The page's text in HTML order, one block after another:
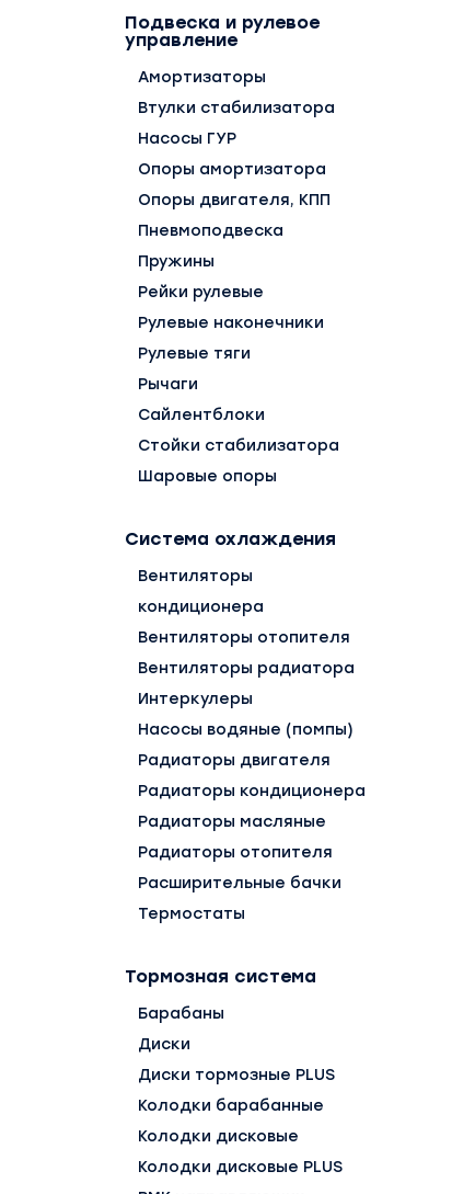
Подвеска и рулевое
управление
Амортизаторы
Втулки стабилизатора
Насосы ГУР
Опоры амортизатора
Опоры двигателя, КПП
Пневмоподвеска
Пружины
Рейки рулевые
Рулевые наконечники
Рулевые тяги
Рычаги
Сайлентблоки
Стойки стабилизатора
Шаровые опоры
Система охлаждения
Вентиляторы
кондиционера
Вентиляторы отопителя
Вентиляторы радиатора
Интеркулеры
Насосы водяные (помпы)
Радиаторы двигателя
Радиаторы кондиционера
Радиаторы масляные
Радиаторы отопителя
Расширительные бачки
Термостаты
Тормозная система
Барабаны
Диски
Диски тормозные PLUS
Колодки барабанные
Колодки дисковые
Колодки дисковые PLUS